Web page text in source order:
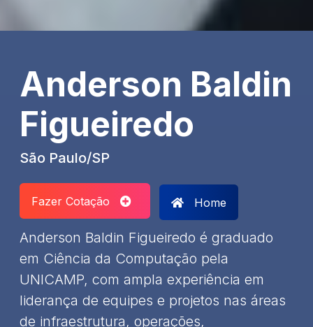
Anderson Baldin
Figueiredo
São Paulo/SP
Fazer Cotação Home
Anderson Baldin Figueiredo é graduado
em Ciência da Computação pela
UNICAMP, com ampla experiência em
liderança de equipes e projetos nas áreas
de infraestrutura, operações,